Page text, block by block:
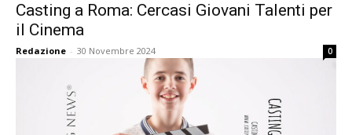
Casting a Roma: Cercasi Giovani Talenti per
il Cinema
Redazione - 30 Novembre 2024 0